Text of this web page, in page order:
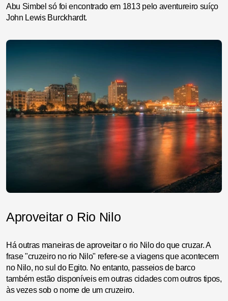
Abu Simbel só foi encontrado em 1813 pelo aventureiro suíço
John Lewis Burckhardt.
Aproveitar o Rio Nilo
Há outras maneiras de aproveitar o rio Nilo do que cruzar. A
frase "cruzeiro no rio Nilo" refere-se a viagens que acontecem
no Nilo, no sul do Egito. No entanto, passeios de barco
também estão disponíveis em outras cidades com outros tipos,
às vezes sob o nome de um cruzeiro.